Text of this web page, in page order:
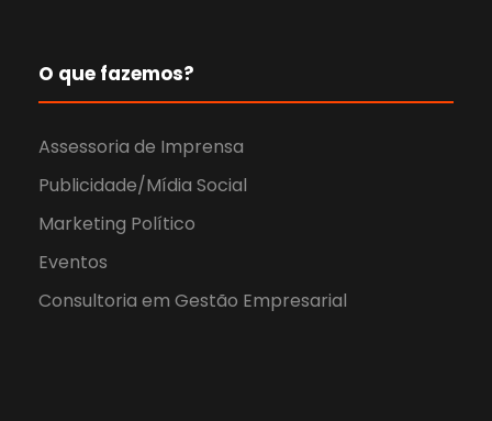
O que fazemos?
Assessoria de Imprensa
Publicidade/Mídia Social
Marketing Político
Eventos
Consultoria em Gestão Empresarial